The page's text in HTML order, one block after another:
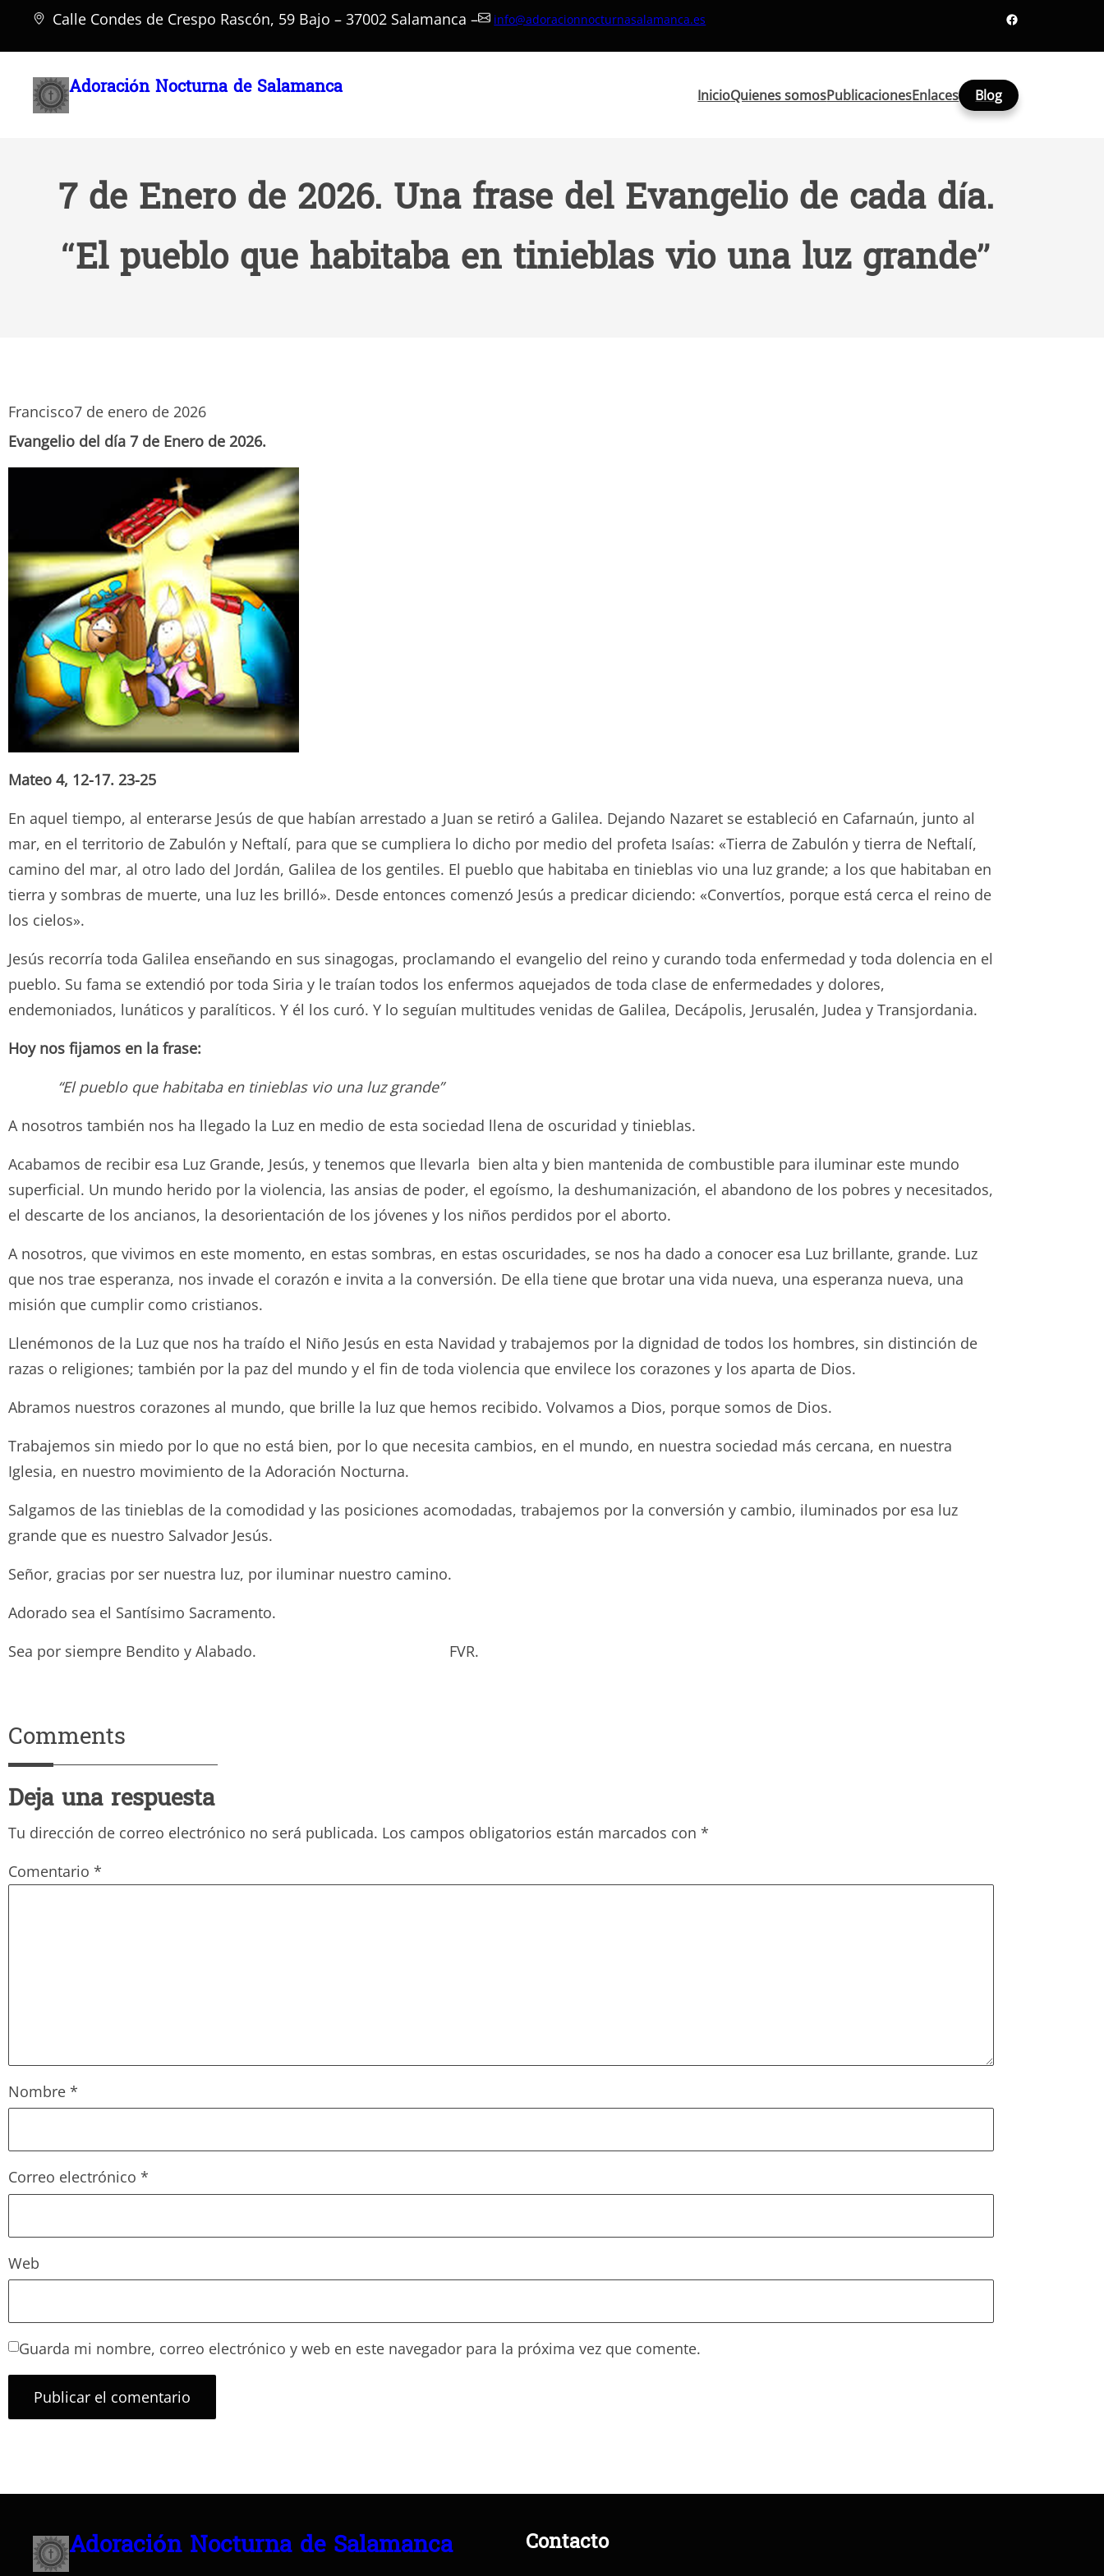
Saltar
Calle Condes de Crespo Rascón, 59 Bajo – 37002 Salamanca – info@adoracionnocturnasalamanca.es Facebook
Adoración Nocturna de Salamanca InicioQuienes somosPublicacionesEnlaces Blog
7 de Enero de 2026. Una frase del Evangelio de cada día.
“El pueblo que habitaba en tinieblas vio una luz grande”
Francisco7 de enero de 2026
Evangelio del día 7 de Enero de 2026.
Mateo 4, 12-17. 23-25
En aquel tiempo, al enterarse Jesús de que habían arrestado a Juan se retiró a Galilea. Dejando Nazaret se estableció en Cafarnaún, junto al
mar, en el territorio de Zabulón y Neftalí, para que se cumpliera lo dicho por medio del profeta Isaías: «Tierra de Zabulón y tierra de Neftalí,
camino del mar, al otro lado del Jordán, Galilea de los gentiles. El pueblo que habitaba en tinieblas vio una luz grande; a los que habitaban en
tierra y sombras de muerte, una luz les brilló». Desde entonces comenzó Jesús a predicar diciendo: «Convertíos, porque está cerca el reino de
los cielos».
Jesús recorría toda Galilea enseñando en sus sinagogas, proclamando el evangelio del reino y curando toda enfermedad y toda dolencia en el
pueblo. Su fama se extendió por toda Siria y le traían todos los enfermos aquejados de toda clase de enfermedades y dolores,
endemoniados, lunáticos y paralíticos. Y él los curó. Y lo seguían multitudes venidas de Galilea, Decápolis, Jerusalén, Judea y Transjordania.
Hoy nos fijamos en la frase:
“El pueblo que habitaba en tinieblas vio una luz grande”
A nosotros también nos ha llegado la Luz en medio de esta sociedad llena de oscuridad y tinieblas.
Acabamos de recibir esa Luz Grande, Jesús, y tenemos que llevarla bien alta y bien mantenida de combustible para iluminar este mundo
superficial. Un mundo herido por la violencia, las ansias de poder, el egoísmo, la deshumanización, el abandono de los pobres y necesitados,
el descarte de los ancianos, la desorientación de los jóvenes y los niños perdidos por el aborto.
A nosotros, que vivimos en este momento, en estas sombras, en estas oscuridades, se nos ha dado a conocer esa Luz brillante, grande. Luz
que nos trae esperanza, nos invade el corazón e invita a la conversión. De ella tiene que brotar una vida nueva, una esperanza nueva, una
misión que cumplir como cristianos.
Llenémonos de la Luz que nos ha traído el Niño Jesús en esta Navidad y trabajemos por la dignidad de todos los hombres, sin distinción de
razas o religiones; también por la paz del mundo y el fin de toda violencia que envilece los corazones y los aparta de Dios.
Abramos nuestros corazones al mundo, que brille la luz que hemos recibido. Volvamos a Dios, porque somos de Dios.
Trabajemos sin miedo por lo que no está bien, por lo que necesita cambios, en el mundo, en nuestra sociedad más cercana, en nuestra
Iglesia, en nuestro movimiento de la Adoración Nocturna.
Salgamos de las tinieblas de la comodidad y las posiciones acomodadas, trabajemos por la conversión y cambio, iluminados por esa luz
grande que es nuestro Salvador Jesús.
Señor, gracias por ser nuestra luz, por iluminar nuestro camino.
Adorado sea el Santísimo Sacramento.
Sea por siempre Bendito y Alabado. FVR.
Comments
Deja una respuesta
Tu dirección de correo electrónico no será publicada. Los campos obligatorios están marcados con *
Comentario *
Nombre *
Correo electrónico *
Web
Guarda mi nombre, correo electrónico y web en este navegador para la próxima vez que comente.
Adoración Nocturna de Salamanca Contacto